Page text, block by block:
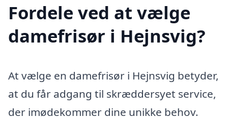
Fordele ved at vælge
damefrisør i Hejnsvig?
At vælge en damefrisør i Hejnsvig betyder,
at du får adgang til skræddersyet service,
der imødekommer dine unikke behov.